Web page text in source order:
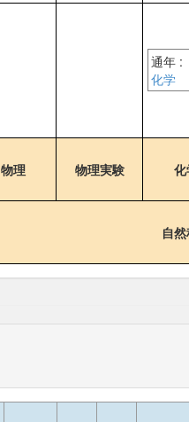
通年 :
化学
物理 物理実験
自